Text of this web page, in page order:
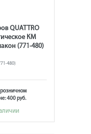
QUATTRO
КМ
(771-480)
480)
розничном
400 руб.